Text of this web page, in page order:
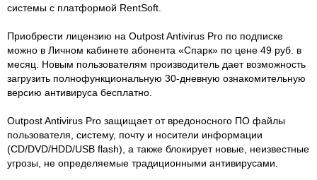
системы с платформой RentSoft.
Приобрести лицензию на Outpost Antivirus Pro по подписке
можно в Личном кабинете абонента «Спарк» по цене 49 руб. в
месяц. Новым пользователям производитель дает возможность
загрузить полнофункциональную 30-дневную ознакомительную
версию антивируса бесплатно.
Outpost Antivirus Pro защищает от вредоносного ПО файлы
пользователя, систему, почту и носители информации
(CD/DVD/HDD/USB flash), а также блокирует новые, неизвестные
угрозы, не определяемые традиционными антивирусами.